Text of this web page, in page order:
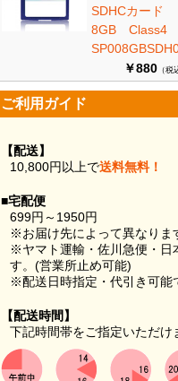
SDHCカード
8GB
￥880 （税
ご利用ガイド
【配送】
10,800円以上で送料無料！
■宅配便
699円～1950円
※お届け先によって異なりま
※ヤマト運輸・佐川急便・日
す。(営業所止め可能)
※配送日時指定・代引き可能
【配送時間】
下記時間帯をご指定いただけ